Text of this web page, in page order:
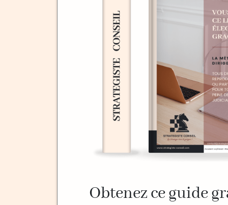
Obtenez ce guide